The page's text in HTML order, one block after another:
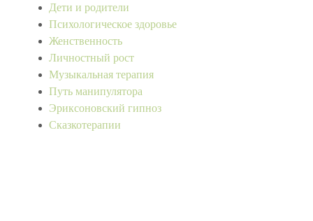
Дети и родители
Психологическое здоровье
Женственность
Личностный рост
Музыкальная терапия
Путь манипулятора
Эриксоновский гипноз
Сказкотерапии